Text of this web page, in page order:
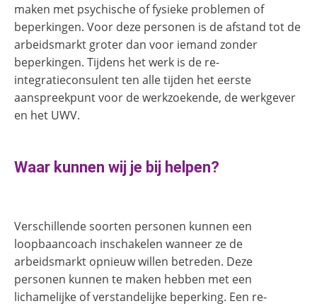
maken met psychische of fysieke problemen of
beperkingen. Voor deze personen is de afstand tot de
arbeidsmarkt groter dan voor iemand zonder
beperkingen. Tijdens het werk is de re-
integratieconsulent ten alle tijden het eerste
aanspreekpunt voor de werkzoekende, de werkgever
en het UWV.
Waar kunnen wij je bij helpen?
Verschillende soorten personen kunnen een
loopbaancoach inschakelen wanneer ze de
arbeidsmarkt opnieuw willen betreden. Deze
personen kunnen te maken hebben met een
lichamelijke of verstandelijke beperking. Een re-